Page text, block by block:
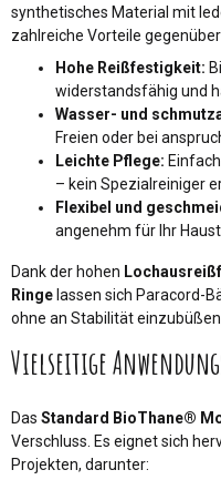
synthetisches Material mit
zahlreiche Vorteile
Hohe Reißfestigkeit:
widerstandsfähig und
Wasser- und
Freien oder bei
Leichte Pflege:
– kein Spezialreiniger
Flexibel und
angenehm für Ihr
Dank der hohen
Ringe lassen sich Paracord-
ohne an Stabilität
Vielseitige
Das Standard BioThane®
Verschluss. Es eignet sich
Projekten, darunter: